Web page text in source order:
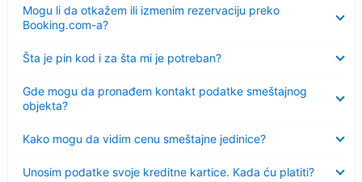
Mogu li da otkažem ili izmenim rezervaciju preko
Booking.com-a?
Šta je pin kod i za šta mi je potreban?
Sažeto
Gde mogu da pronađem kontakt podatke smeštajnog
objekta?
Kako mogu da vidim cenu smeštajne jedinice?
Unosim podatke svoje kreditne kartice. Kada ću platiti?